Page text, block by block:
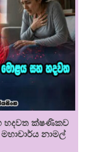
හදවත ක්ෂණිකව
නාමල්